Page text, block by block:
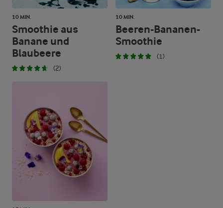
10 MIN.
Smoothie aus
Banane und
Blaubeere
(2)
10 MIN.
Beeren-Bananen-
Smoothie
(1)